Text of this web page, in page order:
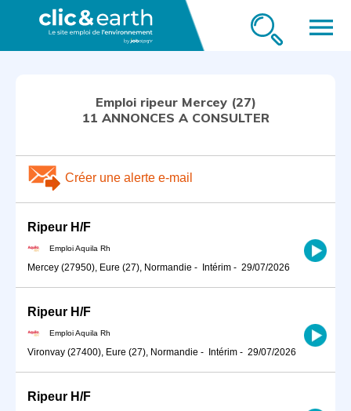
menu
Emploi ripeur Mercey (27)
11 ANNONCES A CONSULTER
Créer une alerte e-mail
Ripeur H/F
Emploi Aquila Rh
Mercey (27950), Eure (27), Normandie - Intérim - 29/07/2026
Ripeur H/F
Emploi Aquila Rh
Vironvay (27400), Eure (27), Normandie - Intérim - 29/07/2026
Ripeur H/F